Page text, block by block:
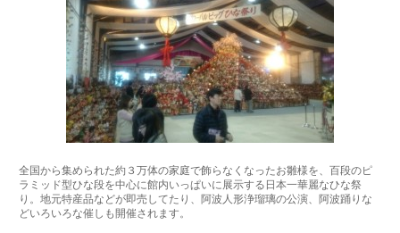
全国から集められた約３万体の家庭で飾らなくなったお雛様を、百段のピ
ラミッド型ひな段を中心に館内いっぱいに展示する日本一華麗なひな祭
り。地元特産品などが即売してたり、阿波人形浄瑠璃の公演、阿波踊りな
どいろいろな催しも開催されます。